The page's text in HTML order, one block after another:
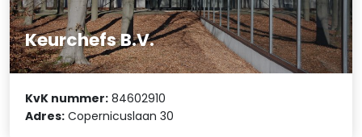
Keurchefs B.V.
KvK nummer: 84602910
Adres: Copernicuslaan 30